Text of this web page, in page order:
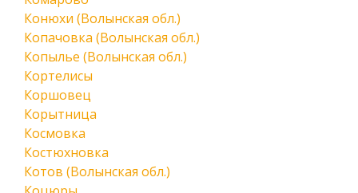
Конюхи (Волынская обл.)
Копачовка (Волынская обл.)
Копылье (Волынская обл.)
Кортелисы
Коршовец
Корытница
Космовка
Костюхновка
Котов (Волынская обл.)